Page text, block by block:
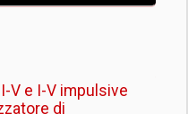
V e I-V impulsive
di